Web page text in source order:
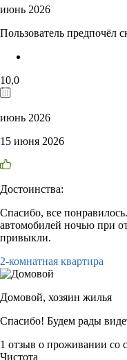
июнь 2026
Пользователь предпочёл
10,0
июнь 2026
15 июня 2026
Достоинства:
Спасибо, все
автомобилей ночью при
привыкли.
2-комнатная квартира
Домовой, хозяин жилья
Спасибо! Будем рады
1 отзыв о проживании со
Чистота